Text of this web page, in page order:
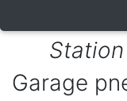
Station
Garage